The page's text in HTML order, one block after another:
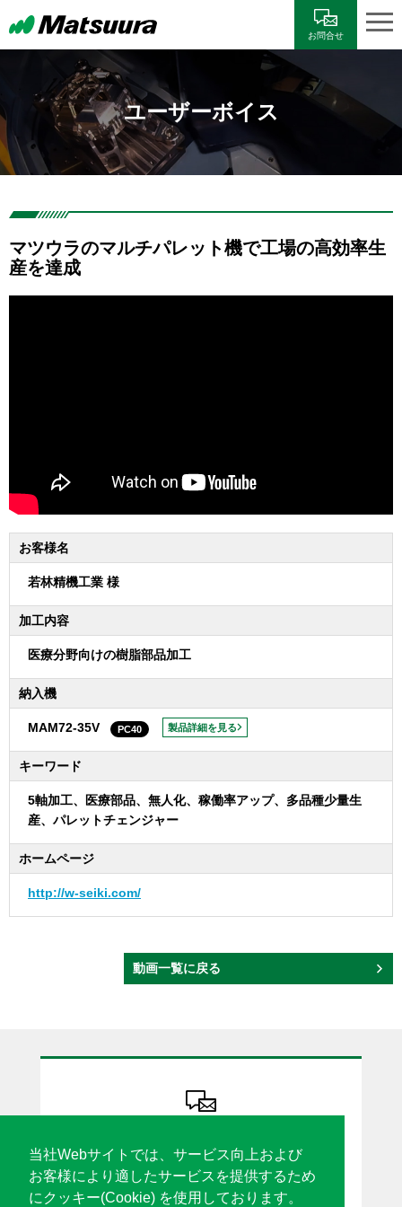
当社Webサイトでは、サービス向上および
お客様により適したサービスを提供するため
にクッキー(Cookie) を使用しております。
お問合せ
ユーザーボイス
マツウラのマルチパレット機で工場の高効率生
産を達成
お客様名
若林精機工業 様
加工内容
医療分野向けの樹脂部品加工
納入機
MAM72-35V PC40 製品詳細を見る
キーワード
5軸加工、医療部品、無人化、稼働率アップ、多品種少量生
産、パレットチェンジャー
ホームページ
http://w-seiki.com/
動画一覧に戻る
カタログ請求・見積依頼 etc
お気軽にお問合せください
各種窓口はこちら